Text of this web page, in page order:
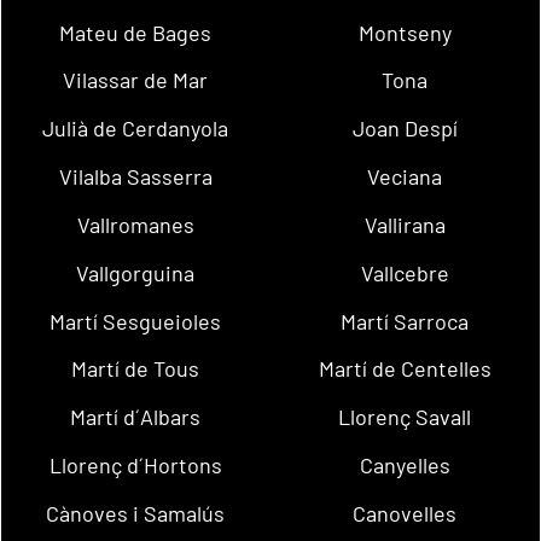
Mateu de Bages
Montseny
Vilassar de Mar
Tona
Julià de Cerdanyola
Joan Despí
Vilalba Sasserra
Veciana
Vallromanes
Vallirana
Vallgorguina
Vallcebre
Martí Sesgueioles
Martí Sarroca
Martí de Tous
Martí de Centelles
Martí d´Albars
Llorenç Savall
Llorenç d´Hortons
Canyelles
Cànoves i Samalús
Canovelles